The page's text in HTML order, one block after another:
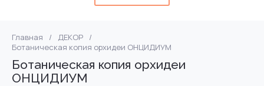
Главная / ДЕКОР
/
Ботаническая копия орхидеи ОНЦИДИУМ
Ботаническая копия орхидеи
ОНЦИДИУМ